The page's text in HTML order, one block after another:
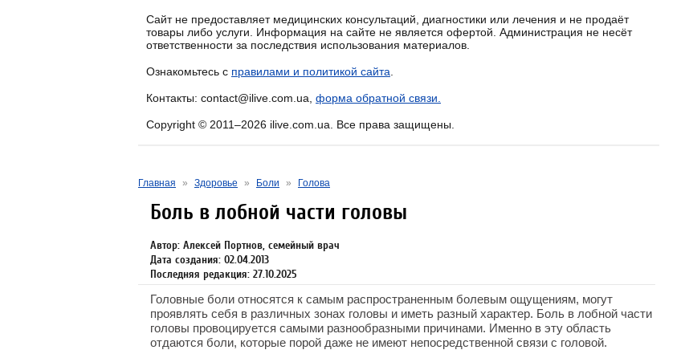
Сайт не предоставляет медицинских консультаций, диагностики или лечения и не продаёт
товары либо услуги. Информация на сайте не является офертой. Администрация не несёт
ответственности за последствия использования материалов.
Ознакомьтесь с правилами и политикой сайта
Контакты: contact@ilive.com.ua, форма обратной связи.
Copyright © 2011–2026 ilive.com.ua. Все права защищены.
Главная » Здоровье » Боли » Голова
Боль в лобной части головы
Автор: Алексей Портнов, семейный врач
Дата создания: 02.04.2013
Последняя редакция: 27.10.2025
Головные боли относятся к самым распространенным болевым ощущениям, могут
проявлять себя в различных зонах головы и иметь разный характер. Боль в лобной части
головы провоцируется самыми разнообразными причинами. Именно в эту область
отдаются боли, которые порой даже не имеют непосредственной связи с головой.